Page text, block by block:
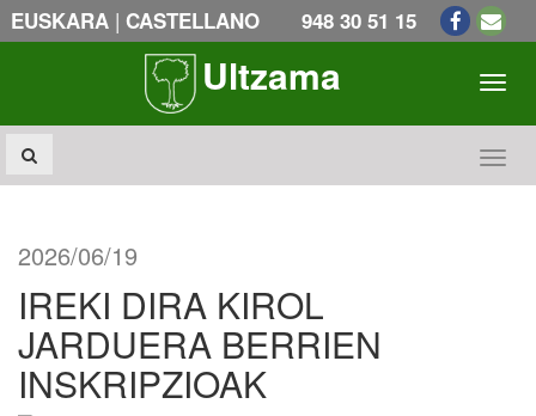
EUSKARA | CASTELLANO 948 30 51 15
Ultzama
2026/06/19
IREKI DIRA KIROL
JARDUERA BERRIEN
INSKRIPZIOAK